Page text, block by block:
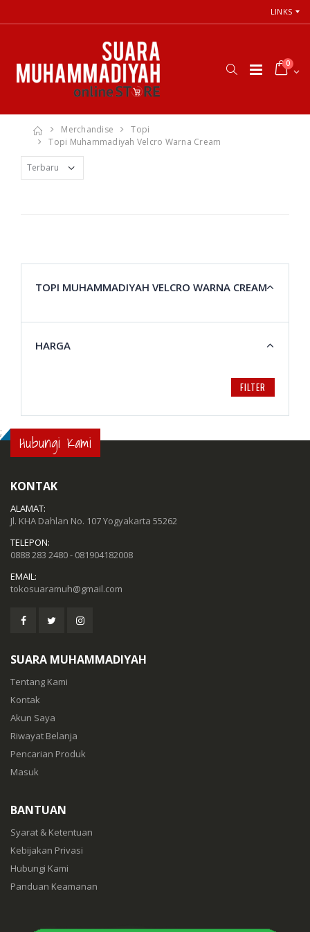
LINKS
0
Merchandise
Topi
Topi Muhammadiyah Velcro Warna Cream
TOPI MUHAMMADIYAH VELCRO WARNA CREAM
HARGA
FILTER
; Hubungi Kami
KONTAK
ALAMAT:
Jl. KHA Dahlan No. 107 Yogyakarta 55262
TELEPON:
0888 283 2480 - 081904182008
EMAIL:
tokosuaramuh@gmail.com
SUARA MUHAMMADIYAH
Tentang Kami
Kontak
Akun Saya
Riwayat Belanja
Pencarian Produk
Masuk
BANTUAN
Syarat & Ketentuan
Kebijakan Privasi
Hubungi Kami
Panduan Keamanan